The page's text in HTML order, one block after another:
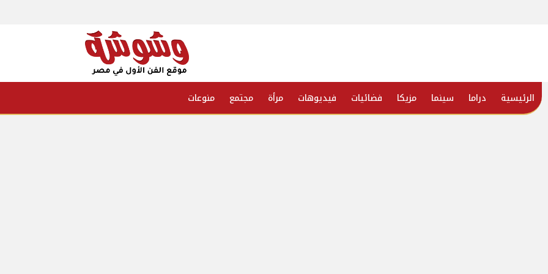
الرئيسية دراما سينما مزيكا فضائيات فيديوهات مرأة مجتمع منوعات